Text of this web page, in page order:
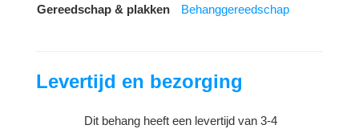
Gereedschap & plakken Behanggereedschap
Levertijd en bezorging
Dit behang heeft een levertijd van 3-4